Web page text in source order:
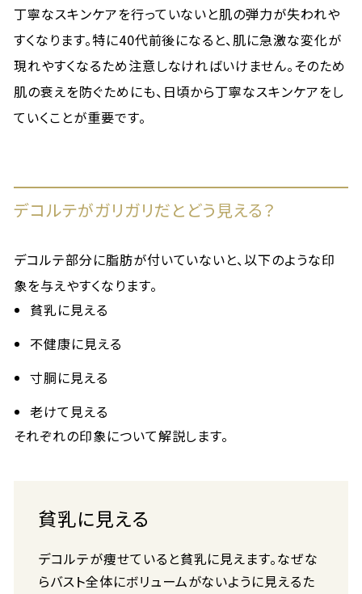
丁寧なスキンケアを行っていないと肌の弾力が失われや
すくなります。特に40代前後になると、肌に急激な変化が
現れやすくなるため注意しなければいけません。そのため
肌の衰えを防ぐためにも、日頃から丁寧なスキンケアをし
ていくことが重要です。
デコルテがガリガリだとどう見える？
デコルテ部分に脂肪が付いていないと、以下のような印
象を与えやすくなります。
貧乳に見える
不健康に見える
寸胴に見える
老けて見える
それぞれの印象について解説します。
貧乳に見える
デコルテが痩せていると貧乳に見えます。なぜな
らバスト全体にボリュームがないように見えるた